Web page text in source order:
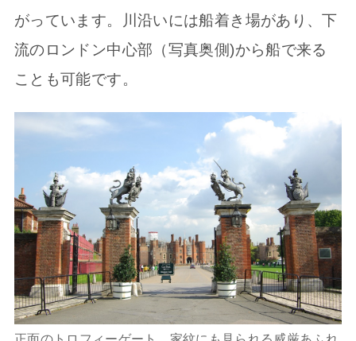
がっています。川沿いには船着き場があり、下
流のロンドン中心部（写真奥側)から船で来る
ことも可能です。